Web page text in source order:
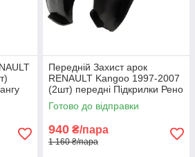
Передній Захист арок
RENAULT Kangoo 1997-2007
(2шт) передні Підкрилки Рено
Кангу до 2007 пара передніх
Готово до відправки
940 ₴/пара
1 160 ₴/пара